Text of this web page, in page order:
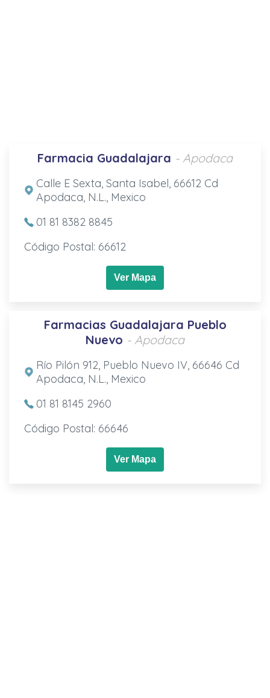
Farmacia Guadalajara - Apodaca
Calle E Sexta, Santa Isabel, 66612 Cd
Apodaca, N.L., Mexico
01 81 8382 8845
Código Postal: 66612
Ver Mapa
Farmacias Guadalajara Pueblo
Nuevo - Apodaca
Río Pilón 912, Pueblo Nuevo IV, 66646 Cd
Apodaca, N.L., Mexico
01 81 8145 2960
Código Postal: 66646
Ver Mapa